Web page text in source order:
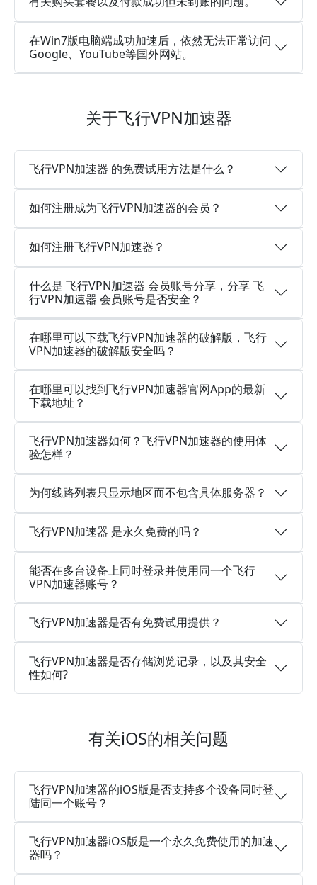
在Win7版电脑端成功加速后，依然无法正常访问
Google、YouTube等国外网站。
关于飞行VPN加速器
飞行VPN加速器 的免费试用方法是什么？
如何注册成为飞行VPN加速器的会员？
如何注册飞行VPN加速器？
什么是 飞行VPN加速器 会员账号分享，分享 飞
行VPN加速器 会员账号是否安全？
在哪里可以下载飞行VPN加速器的破解版，飞行
VPN加速器的破解版安全吗？
在哪里可以找到飞行VPN加速器官网App的最新
下载地址？
飞行VPN加速器如何？飞行VPN加速器的使用体
验怎样？
为何线路列表只显示地区而不包含具体服务器？
飞行VPN加速器 是永久免费的吗？
能否在多台设备上同时登录并使用同一个飞行
VPN加速器账号？
飞行VPN加速器是否有免费试用提供？
飞行VPN加速器是否存储浏览记录，以及其安全
性如何?
有关iOS的相关问题
飞行VPN加速器的iOS版是否支持多个设备同时登
陆同一个账号？
飞行VPN加速器iOS版是一个永久免费使用的加速
器吗？